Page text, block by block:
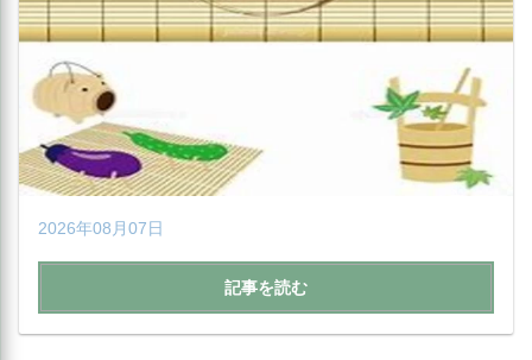
2026年08月07日
記事を読む